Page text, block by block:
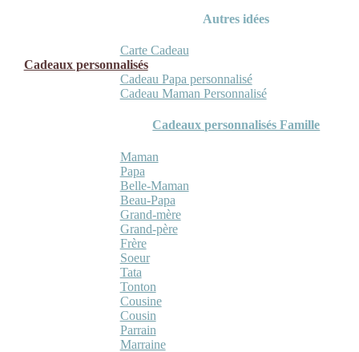
Autres idées
Carte Cadeau
Cadeaux personnalisés
Cadeau Papa personnalisé
Cadeau Maman Personnalisé
Cadeaux personnalisés Famille
Maman
Papa
Belle-Maman
Beau-Papa
Grand-mère
Grand-père
Frère
Soeur
Tata
Tonton
Cousine
Cousin
Parrain
Marraine